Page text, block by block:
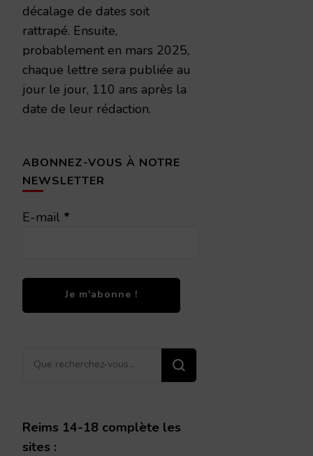
décalage de dates soit
rattrapé. Ensuite,
probablement en mars 2025,
chaque lettre sera publiée au
jour le jour, 110 ans après la
date de leur rédaction.
ABONNEZ-VOUS À NOTRE
NEWSLETTER
E-mail *
Vous
Reims 14-18 complète les
sites :